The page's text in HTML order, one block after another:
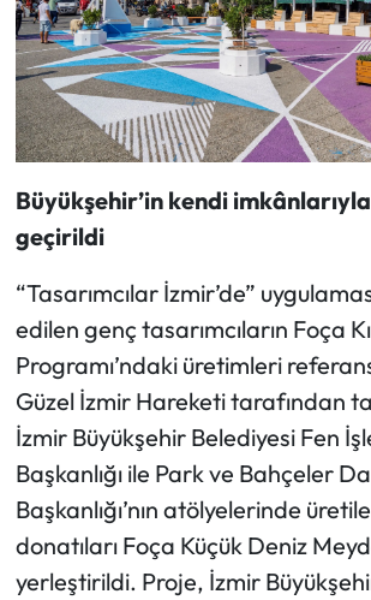
Büyükşehir’in kendi
geçirildi
“Tasarımcılar İzmir’de”
edilen genç tasarımcıların Foça
Programı’ndaki üretimleri
Güzel İzmir Hareketi tarafından
İzmir Büyükşehir Belediyesi Fen
Başkanlığı ile Park ve Bahçeler
Başkanlığı’nın atölyelerinde
donatıları Foça Küçük Deniz
yerleştirildi. Proje, İzmir